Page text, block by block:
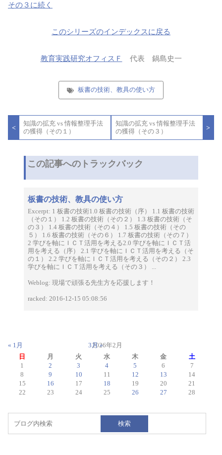
その３に続く
このシリーズのインデックスに戻る
教育実践研究オフィスＦ 代表 鍋島史一
板書の技術、教具の使い方
稿
ビ
<
知識の拡充 vs 情報整理手法
の獲得（その１）
知識の拡充 vs 情報整理手法
の獲得（その３）
>
この記事へのトラックバック
板書の技術、教具の使い方
Excerpt: 1 板書の技術1.0 板書の技術（序） 1.1 板書の技術
（その１） 1.2 板書の技術（その２） 1.3 板書の技術（そ
の３） 1.4 板書の技術（その４） 1.5 板書の技術（その
５） 1.6 板書の技術（その６） 1.7 板書の技術（その７）
2 学びを軸にＩＣＴ活用を考える2.0 学びを軸にＩＣＴ活
用を考える（序） 2.1 学びを軸にＩＣＴ活用を考える（そ
の１） 2.2 学びを軸にＩＣＴ活用を考える（その２） 2.3
学びを軸にＩＣＴ活用を考える（その３） ...
Weblog: 現場で頑張る先生方を応援します！
racked: 2016-12-15 05:08:56
2026年2月
日
月 火 水 木 金
土
1
2 3 4 5 6
7
8
9 10 11 12 13
14
15
16 17 18 19 20
21
22
23 24 25 26 27 28
« 1月 3月 »
検索